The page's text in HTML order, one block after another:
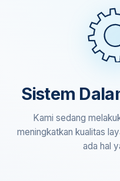
Sistem
Kami sedang
meningkatkan kualitas
ada hal